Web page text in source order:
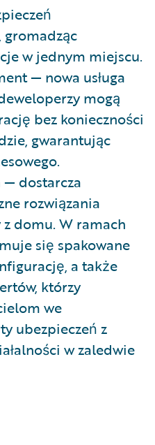
gromadząc
w jednym miejscu.
— nowa usługa
mogą
bez konieczności
gwarantując
dostarcza
rozwiązania
domu. W ramach
się spakowane
a także
którzy
we
ubezpieczeń z
w zaledwie